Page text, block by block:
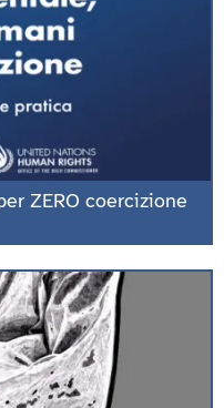
ZERO coercizione